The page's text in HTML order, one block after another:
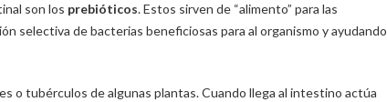
son los prebióticos. Estos sirven de “alimento” para las
selectiva de bacterias beneficiosas para al organismo y ayudando
o tubérculos de algunas plantas. Cuando llega al intestino actúa